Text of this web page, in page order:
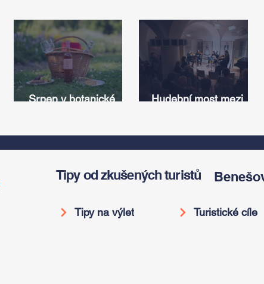
Srpen v botanické
světa a vinařské
oslavy
Hudební most mezi
Antonína Dvořáka
ožije v jeho rodném
Tipy od zkušených turistů
Tipy na výlet Turistické cíle